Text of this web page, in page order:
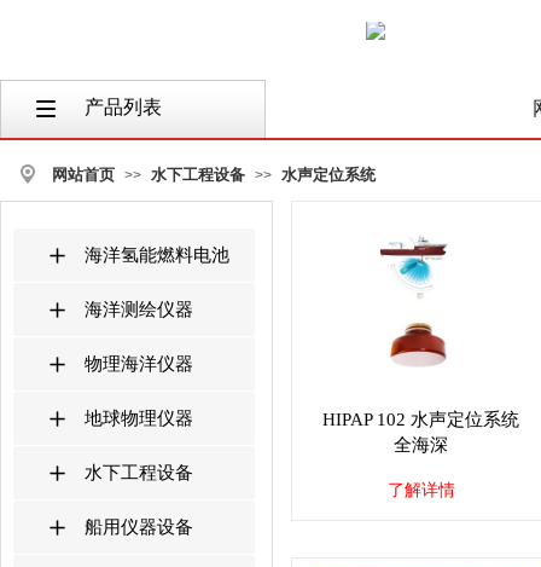
按钮文本
产品列表
网站首页 >> 水下工程设备 >> 水声定位系统
HIPAP 102 水声定位系统
全海深
了解详情
海洋氢能燃料电池
海洋测绘仪器
物理海洋仪器
地球物理仪器
水下工程设备
船用仪器设备